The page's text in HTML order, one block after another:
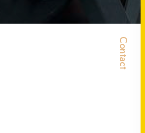
Contact